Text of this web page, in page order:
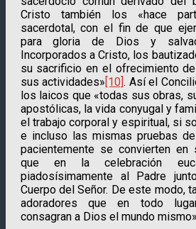
Cristo también los «hace
sacerdotal, con el fin de que
para gloria de Dios y
Incorporados a Cristo, los
su sacrificio en el ofrecimiento
sus actividades»[10]. Así el
los laicos que «todas sus obras,
apostólicas, la vida conyu­gal y
el trabajo corporal y espiritual, si
e incluso las mismas pruebas
pacientemente se convierten en
que en la celebración
piadosísimamente al Padre
Cuerpo del Señor. De este modo,
adoradores que en todo
consagran a Dios el mundo mismo»